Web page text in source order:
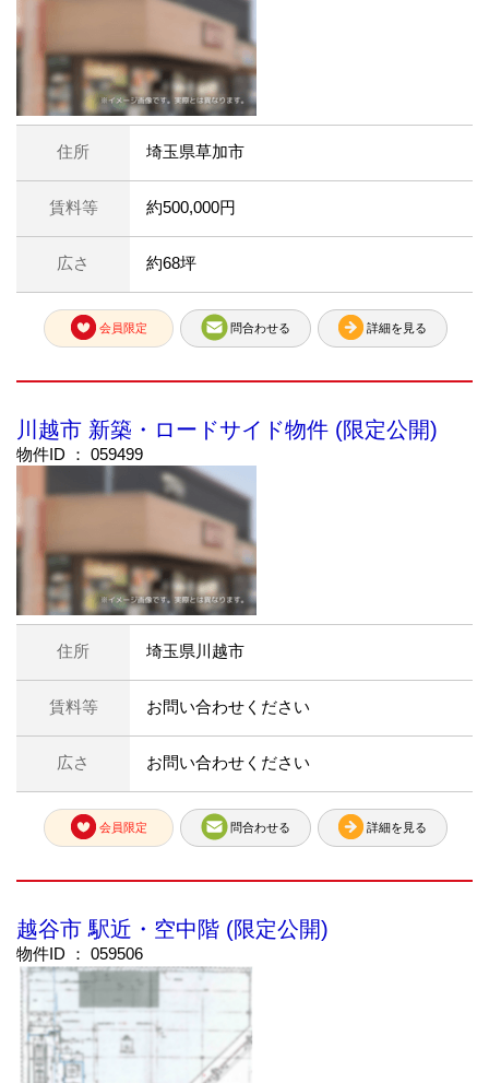
住所 埼玉県草加市
賃料等 約500,000円
広さ 約68坪
会員限定 問合わせる 詳細を見る
川越市 新築・ロードサイド物件 (限定公開)
物件ID ： 059499
住所 埼玉県川越市
賃料等 お問い合わせください
広さ お問い合わせください
会員限定 問合わせる 詳細を見る
越谷市 駅近・空中階 (限定公開)
物件ID ： 059506